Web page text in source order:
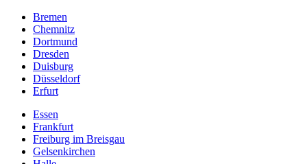
Bremen
Chemnitz
Dortmund
Dresden
Duisburg
Düsseldorf
Erfurt
Essen
Frankfurt
Freiburg im Breisgau
Gelsenkirchen